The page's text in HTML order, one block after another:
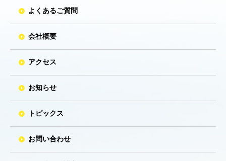
よくあるご質問
会社概要
アクセス
お知らせ
トピックス
お問い合わせ